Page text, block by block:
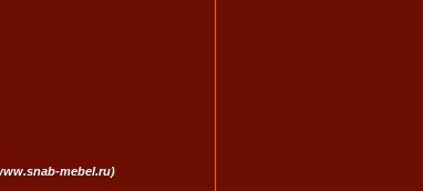
mebel.ru)